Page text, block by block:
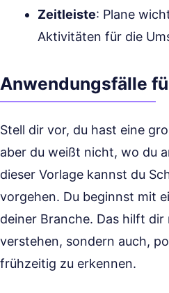
Zeitleiste: Plane
Aktivitäten für die
Anwendungsfälle
Stell dir vor, du hast eine
aber du weißt nicht, wo du
dieser Vorlage kannst du
vorgehen. Du beginnst mit
deiner Branche. Das hilft
verstehen, sondern auch,
frühzeitig zu erkennen.